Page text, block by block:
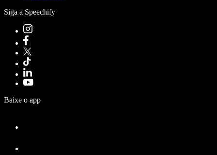
Siga a Speechify
Baixe o app